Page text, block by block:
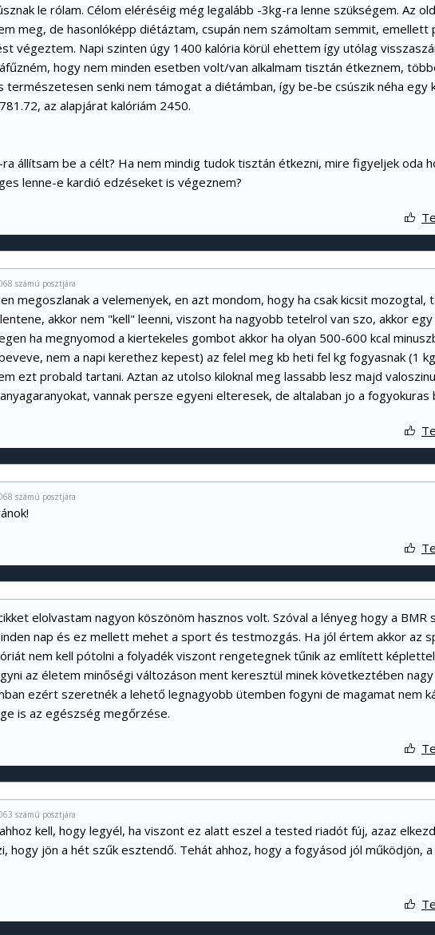
le rólam. Célom eléréséig még legalább -3kg-ra lenne szükségem. Az
meg, de hasonlóképp diétáztam, csupán nem számoltam semmit, emellett
végeztem. Napi szinten úgy 1400 kalória körül ehettem így utólag
hogy nem minden esetben volt/van alkalmam tisztán étkeznem,
természetesen senki nem támogat a diétámban, így be-be csúszik néha egy
az alapjárat kalóriám 2450.
állítsam be a célt? Ha nem mindig tudok tisztán étkezni, mire figyeljek oda
lenne-e kardió edzéseket is végeznem?
számú posztjára
megoszlanak a velemenyek, en azt mondom, hogy ha csak kicsit mozogtal,
akkor nem "kell" leenni, viszont ha nagyobb tetelrol van szo, akkor
ha megnyomod a kiertekeles gombot akkor ha olyan 500-600 kcal
nem a napi kerethez kepest) az felel meg kb heti fel kg fogyasnak (1
ezt probald tartani. Aztan az utolso kiloknal meg lassabb lesz majd
vannak persze egyeni elteresek, de altalaban jo a fogyokuras
számú posztjára
elolvastam nagyon köszönöm hasznos volt. Szóval a lényeg hogy a BMR
nap és ez mellett mehet a sport és testmozgás. Ha jól értem akkor az
nem kell pótolni a folyadék viszont rengetegnek tűnik az említett
az életem minőségi változáson ment keresztül minek következtében
ezért szeretnék a lehető legnagyobb ütemben fogyni de magamat nem
is az egészség megőrzése.
számú posztjára
kell, hogy legyél, ha viszont ez alatt eszel a tested riadót fúj, azaz
hogy jön a hét szűk esztendő. Tehát ahhoz, hogy a fogyásod jól működjön,